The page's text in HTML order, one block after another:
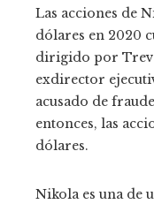
Las acciones de
dólares en 2020
dirigido por
exdirector
acusado de
entonces, las
dólares.
Nikola es una de